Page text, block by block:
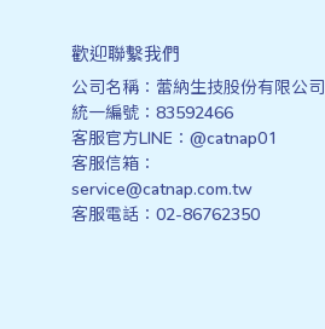
歡迎聯繫我們
公司名稱：蕾納生技股份有限公司
統一編號：83592466
客服官方LINE：@catnap01
客服信箱：
service@catnap.com.tw
客服電話：02-86762350